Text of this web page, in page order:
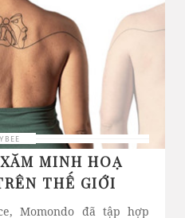
MINH HOẠ
THẾ GIỚI
Momondo đã tập hợp